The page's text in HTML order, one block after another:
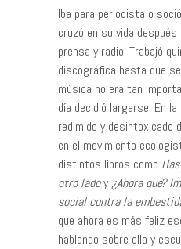
Iba para periodista o
cruzó en su vida después
prensa y radio. Trabajó
discográfica hasta que
música no era tan
día decidió largarse. En
redimido y desintoxicado
en el movimiento
distintos libros como
otro ladoy ¿Ahora qué?
social contra la
que ahora es más feliz
hablando sobre ella y